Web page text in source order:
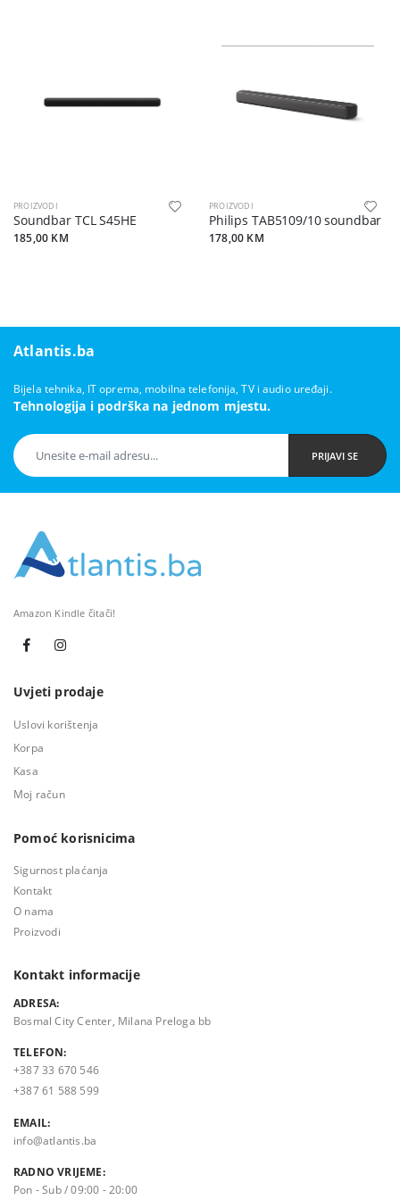
PROIZVODI
Soundbar TCL S45HE
185,00 KM
PROIZVODI
Philips TAB5109/10 soundbar
178,00 KM
Atlantis.ba
Bijela tehnika, IT oprema, mobilna telefonija, TV i audio uređaji.
Tehnologija i podrška na jednom mjestu.
PRIJAVI SE
Amazon Kindle čitači!
Uvjeti prodaje
Uslovi korištenja
Korpa
Kasa
Moj račun
Pomoć korisnicima
Sigurnost plaćanja
Kontakt
O nama
Proizvodi
Kontakt informacije
ADRESA:
Bosmal City Center, Milana Preloga bb
TELEFON:
+387 33 670 546
+387 61 588 599
EMAIL:
info@atlantis.ba
RADNO VRIJEME:
Pon - Sub / 09:00 - 20:00